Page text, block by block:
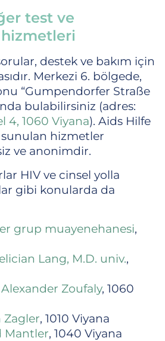
test ve
hizmetleri
destek ve bakım için
Merkezi 6. bölgede,
“Gumpendorfer Straße
bulabilirsiniz (adres:
4, 1060 Viyana). Aids Hilfe
hizmetler
ve anonimdir.
HIV ve cinsel yolla
gibi konularda da
grup muayenehanesi,
Lang, M.D. univ.,
Zoufaly, 1060
Zagler, 1010 Viyana
Mantler, 1040 Viyana